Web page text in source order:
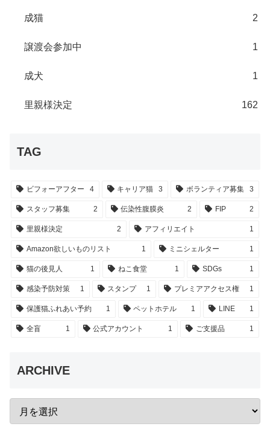
成猫 2
譲渡会参加中 1
成犬 1
里親様決定 162
TAG
ビフォーアフター 4 キャリア猫 3 ボランティア募集 3
スタッフ募集 2 伝染性腹膜炎 2 FIP 2
里親様決定 2 アフィリエイト 1
Amazon欲しいものリスト 1 ミニシェルター 1
猫の後見人 1 ねこ食堂 1 SDGs 1
感染予防対策 1 スタンプ 1 プレミアアクセス権 1
保護猫ふれあい予約 1 ペットホテル 1 LINE 1
全盲 1 公式アカウント 1 ご支援品 1
ARCHIVE